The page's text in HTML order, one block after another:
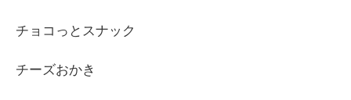
チョコっとスナック
チーズおかき